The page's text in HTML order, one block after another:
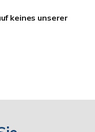
keines unserer